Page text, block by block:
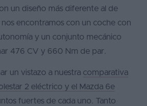
un diseño más diferente al de
encontramos con un coche con
y un conjunto mecánico
476 CV y 660 Nm de par.
un vistazo a nuestra comparativa
2 eléctrico y el Mazda 6e
fuertes de cada uno. Tanto